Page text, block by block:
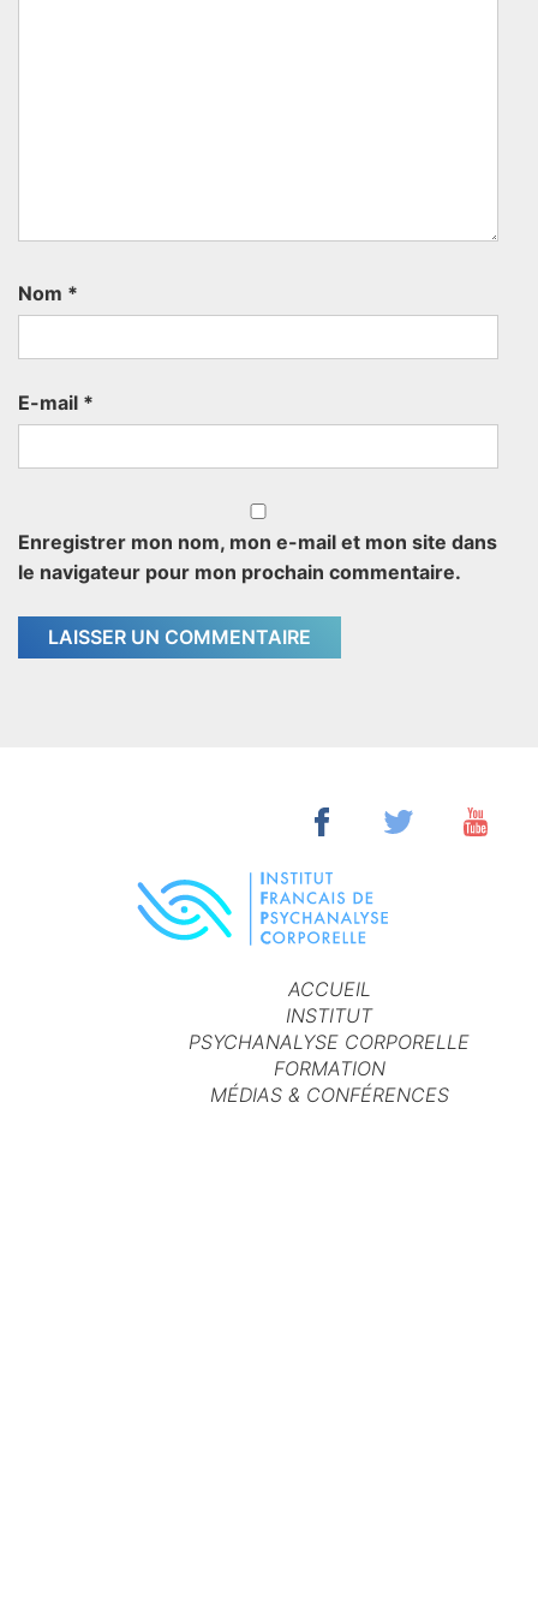
Nom *
E-mail *
Enregistrer mon nom, mon e-mail et mon site dans
le navigateur pour mon prochain commentaire.
ACCUEIL
INSTITUT
PSYCHANALYSE CORPORELLE
FORMATION
MÉDIAS & CONFÉRENCES